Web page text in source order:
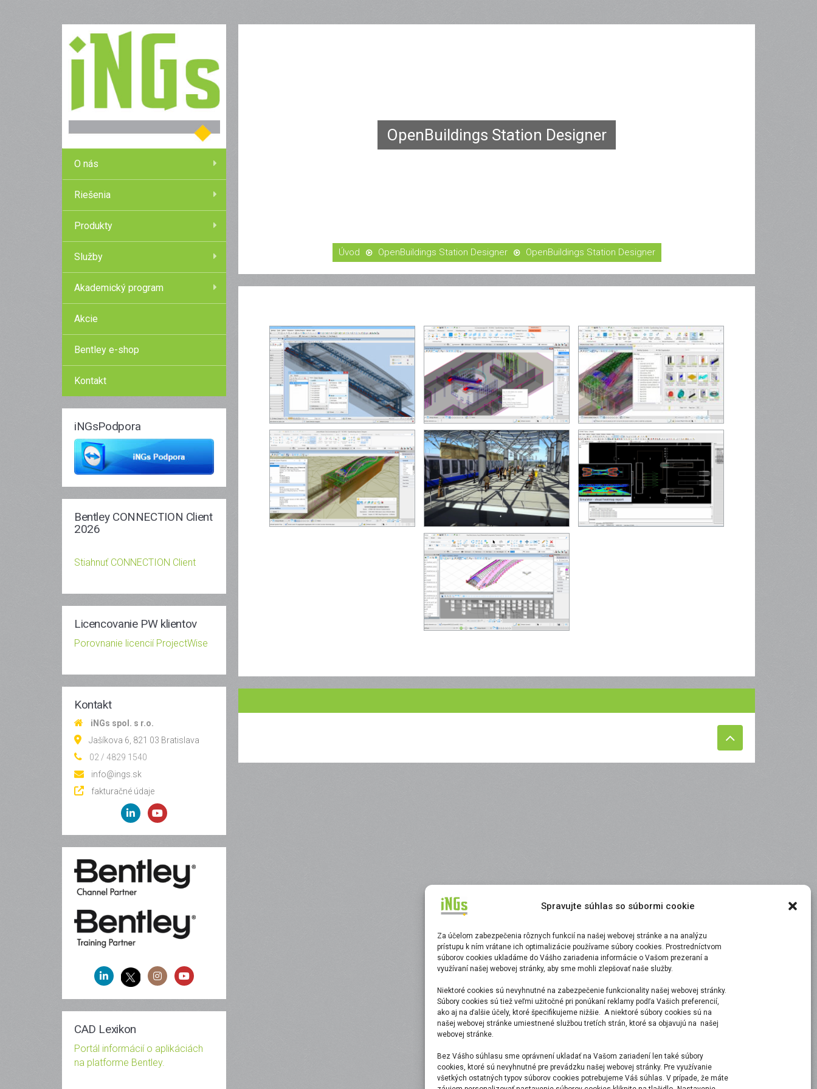
Spravujte súhlas so súbormi cookie
Za účelom zabezpečenia rôznych funkcií na našej webovej stránke a na analýzu
prístupu k ním vrátane ich optimalizácie používame súbory cookies. Prostredníctvom
súborov cookies ukladáme do Vášho zariadenia informácie o Vašom prezeraní a
využívaní našej webovej stránky, aby sme mohli zlepšovať naše služby.
Niektoré cookies sú nevyhnutné na zabezpečenie funkcionality našej webovej stránky.
Súbory cookies sú tiež veľmi užitočné pri ponúkaní reklamy podľa Vašich preferencií,
ako aj na ďalšie účely, ktoré špecifikujeme nižšie. A niektoré súbory cookies sú na
našej webovej stránke umiestnené službou tretích strán, ktoré sa objavujú na našej
webovej stránke.
Bez Vášho súhlasu sme oprávnení ukladať na Vašom zariadení len také súbory
cookies, ktoré sú nevyhnutné pre prevádzku našej webovej stránky. Pre využívanie
všetkých ostatných typov súborov cookies potrebujeme Váš súhlas. V prípade, že máte
O nás
Riešenia
Produkty
Služby
Akademický program
Akcie
Bentley e-shop
Kontakt
iNGsPodpora
Bentley CONNECTION Client
2026
Stiahnuť CONNECTION Client
Licencovanie PW klientov
Porovnanie licencií ProjectWise
Kontakt
iNGs spol. s r.o.
Jašíkova 6, 821 03 Bratislava
02 / 4829 1540
info@ings.sk
fakturačné údaje
CAD Lexikon
Portál informácií o aplikáciách
na platforme Bentley.
OpenBuildings Station Designer
OpenBuildings Station Designer OpenBuildings Station Designer